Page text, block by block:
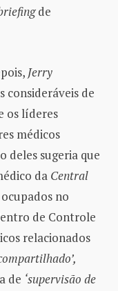
de
Jerry
consideráveis ​​de
os líderes
médicos
deles sugeria que
da Central
no
de Controle
relacionados
de ‘supervisão de